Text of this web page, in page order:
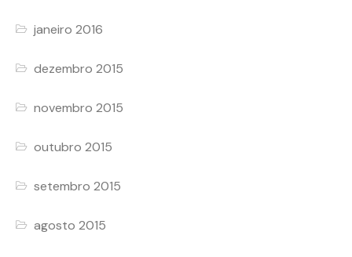
janeiro 2016
dezembro 2015
novembro 2015
outubro 2015
setembro 2015
agosto 2015